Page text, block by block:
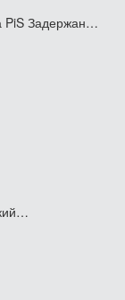
PiS Задержан…